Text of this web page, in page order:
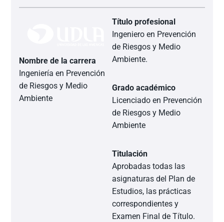
Nombre de la carrera
Ingeniería en Prevención
de Riesgos y Medio
Ambiente
Título profesional
Ingeniero en Prevención
de Riesgos y Medio
Ambiente.
Grado académico
Licenciado en Prevención
de Riesgos y Medio
Ambiente
Titulación
Aprobadas todas las
asignaturas del Plan de
Estudios, las prácticas
correspondientes y
Examen Final de Título.